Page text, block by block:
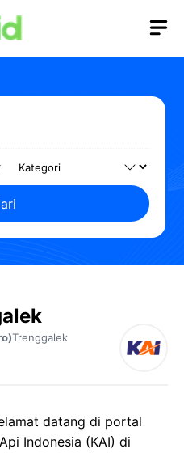
Trenggalek
datang di portal
Indonesia (KAI) di